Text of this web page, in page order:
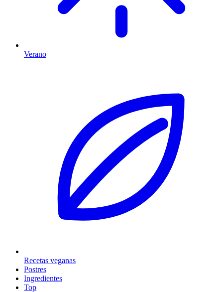
Verano
Recetas veganas
Postres
Ingredientes
Top